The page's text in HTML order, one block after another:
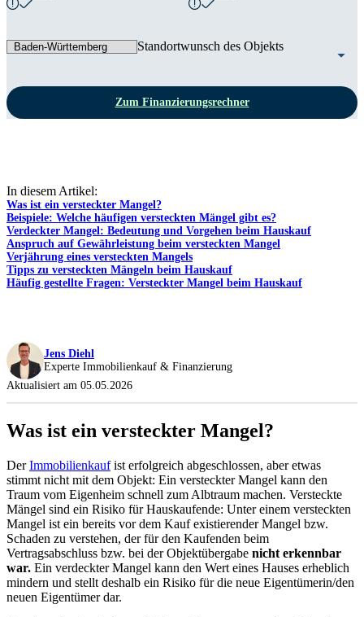
Standortwunsch des Objekts
Zum Finanzierungsrechner
In diesem Artikel:
Was ist ein versteckter Mangel?
Beispiele: Welche häufigen versteckten Mängel gibt es?
Verdeckter Mangel: Bedeutung und Vorgehen beim Hauskauf
Anspruch auf Gewährleistung beim versteckten Mangel
Verjährung eines versteckten Mangels
Tipps zu versteckten Mängeln beim Hauskauf
Häufig gestellte Fragen: Versteckter Mangel beim Hauskauf
Jens Diehl
Experte Immobilienkauf & Finanzierung
Aktualisiert am 05.05.2026
Was ist ein versteckter Mangel?
DerImmobilienkaufist erfolgreich abgeschlossen, aber etwas
stimmt nicht mit dem Objekt: Ein versteckter Mangel kann den
Traum vom Eigenheim schnell zum Albtraum machen. Versteckte
Mängel sind ein Risiko für Hauskaufende: Unter einem versteckten
Mangel ist ein bereits vor dem Kauf existierender Mangel bzw.
Schaden zu verstehen, der für den Kaufenden beim
Vertragsabschluss bzw. bei der Objektübergabe nicht erkennbar
war. Ein verdeckter Mangel kann den Wert eines Hauses erheblich
mindern und stellt deshalb ein Risiko für die neue Eigentümerin/den
neuen Eigentümer dar.